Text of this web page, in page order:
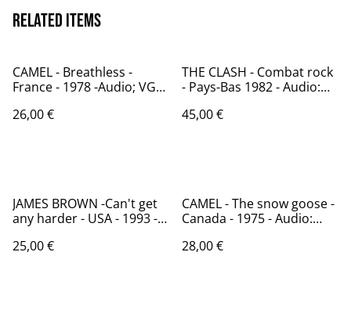
Related items
CAMEL - Breathless -
France - 1978 -Audio; VG+
26,00 €
THE CLASH - Combat rock
- Pays-Bas 1982 - Audio:
85570
45,00 €
JAMES BROWN -Can't get
any harder - USA - 1993 -
Records – 72392 75352
25,00 €
CAMEL - The snow goose -
Canada - 1975 - Audio:
Records - NA-020
28,00 €